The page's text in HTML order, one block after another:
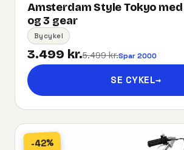
Amsterdam Style Tokyo
og 3 gear
Bycykel
3.499 kr.5.499 kr.Spar 2000
SE CYKEL→
-42%